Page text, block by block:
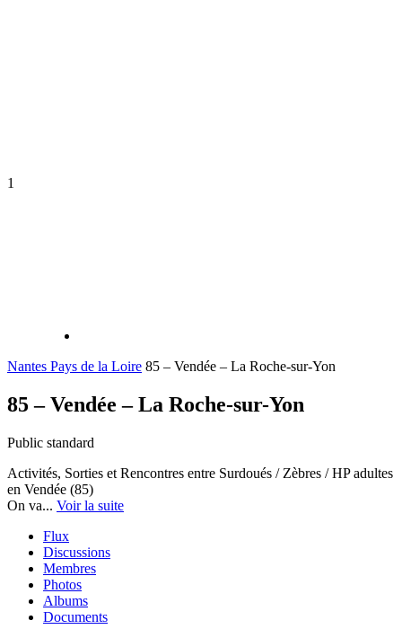
1
Nantes Pays de la Loire 85 – Vendée – La Roche-sur-Yon
85 – Vendée – La Roche-sur-Yon
Public standard
Activités, Sorties et Rencontres entre Surdoués / Zèbres / HP adultes
en Vendée (85)
On va... Voir la suite
Flux
Discussions
Membres
Photos
Albums
Documents